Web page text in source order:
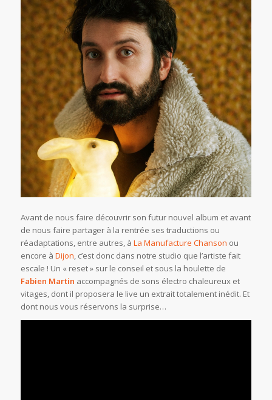
Avant de nous faire découvrir son futur nouvel album et avant
de nous faire partager à la rentrée ses traductions ou
réadaptations, entre autres, à La Manufacture Chanson ou
encore à Dijon, c’est donc dans notre studio que l’artiste fait
escale ! Un « reset » sur le conseil et sous la houlette de
Fabien Martin accompagnés de sons électro chaleureux et
vitages, dont il proposera le live un extrait totalement inédit. Et
dont nous vous réservons la surprise…